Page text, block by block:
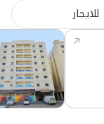
للايجار